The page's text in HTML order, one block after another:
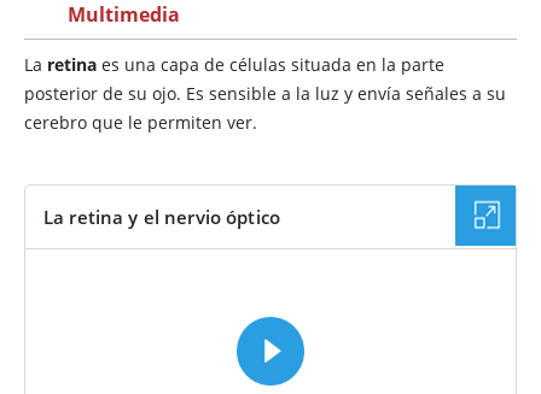
Multimedia
La retina es una capa de células situada en la parte
posterior de su ojo. Es sensible a la luz y envía señales a su
cerebro que le permiten ver.
La retina y el nervio óptico